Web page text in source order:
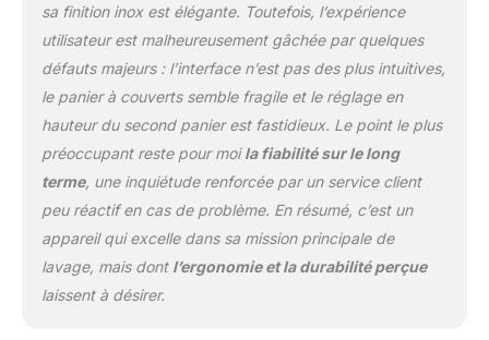
sa finition inox est élégante. Toutefois, l’expérience
utilisateur est malheureusement gâchée par quelques
défauts majeurs : l’interface n’est pas des plus intuitives,
le panier à couverts semble fragile et le réglage en
hauteur du second panier est fastidieux. Le point le plus
préoccupant reste pour moila fiabilité sur le long
terme, une inquiétude renforcée par un service client
peu réactif en cas de problème. En résumé, c’est un
appareil qui excelle dans sa mission principale de
lavage, mais dont l’ergonomie et la durabilité perçue
laissent à désirer.